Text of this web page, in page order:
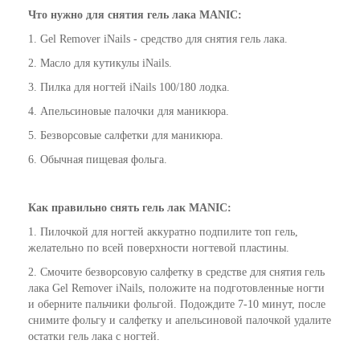
Что нужно для снятия гель лака MANIC:
1. Gel Remover iNails - средство для снятия гель лака.
2. Масло для кутикулы iNails.
3. Пилка для ногтей iNails 100/180 лодка.
4. Апельсиновые палочки для маникюра.
5. Безворсовые салфетки для маникюра.
6. Обычная пищевая фольга.
Как правильно снять гель лак MANIC:
1. Пилочкой для ногтей аккуратно подпилите топ гель,
желательно по всей поверхности ногтевой пластины.
2. Смочите безворсовую салфетку в средстве для снятия гель
лака Gel Remover iNails, положите на подготовленные ногти
и оберните пальчики фольгой. Подождите 7-10 минут, после
снимите фольгу и салфетку и апельсиновой палочкой удалите
остатки гель лака с ногтей.